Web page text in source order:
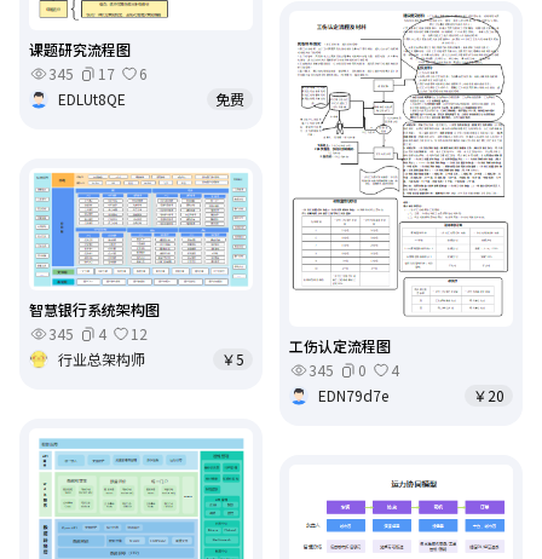
课题研究流程图
345
17
6
EDLUt8QE
免费
工伤认定流程图
345
0
4
EDN79d7e
￥20
智慧银行系统架构图
345
4
12
行业总架构师
￥5